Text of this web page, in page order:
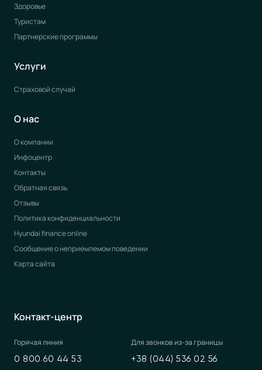
Здоровье
Туристам
Партнерские программы
Услуги
Страховой случай
О нас
О компании
Инфоцентр
Контакты
Обратная связь
Отзывы
Политика конфиденциальности
Hyundai finance online
Сообщение о неприемлемом поведении
Карта сайта
Контакт-центр
Горячая линия
0 800 60 44 53
Для звонков из-за границы
+38 (044) 536 02 56